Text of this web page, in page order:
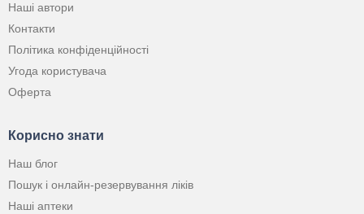
Наші автори
Контакти
Політика конфіденційності
Угода користувача
Оферта
Корисно знати
Наш блог
Пошук і онлайн-резервування ліків
Наші аптеки